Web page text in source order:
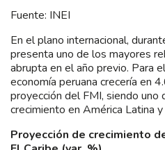
Fuente: INEI
En el plano internacional,
presenta uno de los mayores
abrupta en el año previo. Para
economía peruana crecería en
proyección del FMI, siendo
crecimiento en América Latina y
Proyección de crecimiento